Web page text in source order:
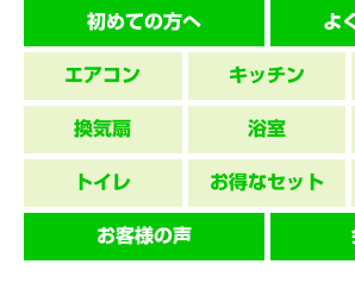
初めての方へ よ
エアコン キッチン
換気扇 浴室
トイレ お得なセット
お客様の声